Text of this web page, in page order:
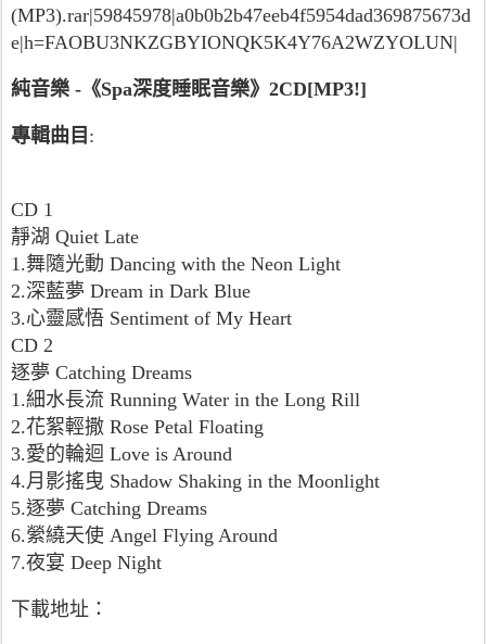
(MP3).rar|59845978|a0b0b2b47eeb4f5954dad369875673d
e|h=FAOBU3NKZGBYIONQK5K4Y76A2WZYOLUN|
純音樂 -《Spa深度睡眠音樂》2CD[MP3!]
專輯曲目 :
CD 1
靜湖 Quiet Late
1.舞隨光動 Dancing with the Neon Light
2.深藍夢 Dream in Dark Blue
3.心靈感悟 Sentiment of My Heart
CD 2
逐夢 Catching Dreams
1.細水長流 Running Water in the Long Rill
2.花絮輕撒 Rose Petal Floating
3.愛的輪迴 Love is Around
4.月影搖曳 Shadow Shaking in the Moonlight
5.逐夢 Catching Dreams
6.縈繞天使 Angel Flying Around
7.夜宴 Deep Night
下載地址：